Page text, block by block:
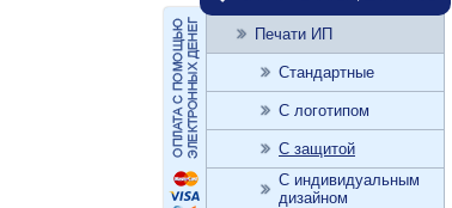
Печати ИП
Стандартные
С логотипом
С защитой
С индивидуальным
дизайном